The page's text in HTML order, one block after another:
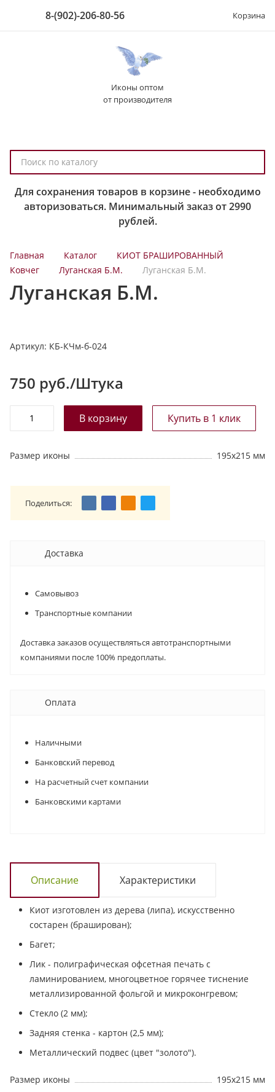
8-(902)-206-80-56 Корзина
Иконы оптом
от производителя
о
к
а
т
а
г
Для сохранения товаров в корзине - необходимо
авторизоваться. Минимальный заказ от 2990
рублей.
Главная Каталог
КИОТ БРАШИРОВАННЫЙ
Ковчег
Луганская Б.М. Луганская Б.М.
Луганская Б.М.
Артикул: КБ-КЧм-б-024
750 руб./Штука
Размер иконы 195х215 мм
Поделиться:
Доставка
Самовывоз
Транспортные компании
Доставка заказов осуществляться автотранспортными
компаниями после 100% предоплаты.
Оплата
Наличными
Банковский перевод
На расчетный счет компании
Банковскими картами
Описание Характеристики
Киот изготовлен из дерева (липа), искусственно
состарен (браширован);
Багет;
Лик - полиграфическая офсетная печать с
ламинированием, многоцветное горячее тиснение
металлизированной фольгой и микроконгревом;
Стекло (2 мм);
Задняя стенка - картон (2,5 мм);
Металлический подвес (цвет "золото").
Размер иконы 195х215 мм